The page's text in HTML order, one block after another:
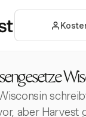
aber Harvest